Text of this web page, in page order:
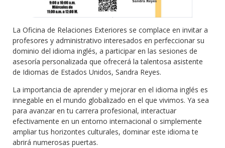
La Oficina de Relaciones Exteriores se complace en invitar a
profesores y administrativo interesados en perfeccionar su
dominio del idioma inglés, a participar en las sesiones de
asesoría personalizada que ofrecerá la talentosa asistente
de Idiomas de Estados Unidos, Sandra Reyes.
La importancia de aprender y mejorar en el idioma inglés es
innegable en el mundo globalizado en el que vivimos. Ya sea
para avanzar en tu carrera profesional, interactuar
efectivamente en un entorno internacional o simplemente
ampliar tus horizontes culturales, dominar este idioma te
abrirá numerosas puertas.